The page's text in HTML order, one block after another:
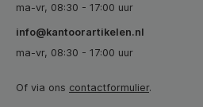
ma-vr, 08:30 - 17:00 uur
info@kantoorartikelen.nl
ma-vr, 08:30 - 17:00 uur
Of via ons contactformulier.